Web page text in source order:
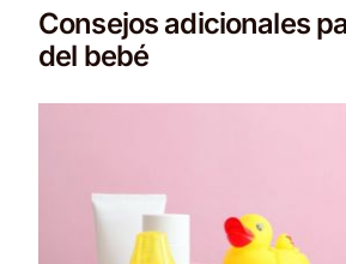
Consejos adicionales
del bebé